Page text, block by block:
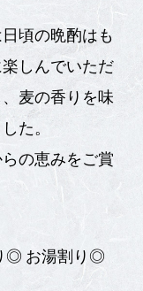
頃の晩酌はも
しんでいただ
麦の香りを味
た。
の恵みをご賞
◎ お湯割り◎